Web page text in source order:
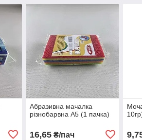
Абразивна мачалка
різнобарвна А5 (1 пачка)
16,65₴/пач